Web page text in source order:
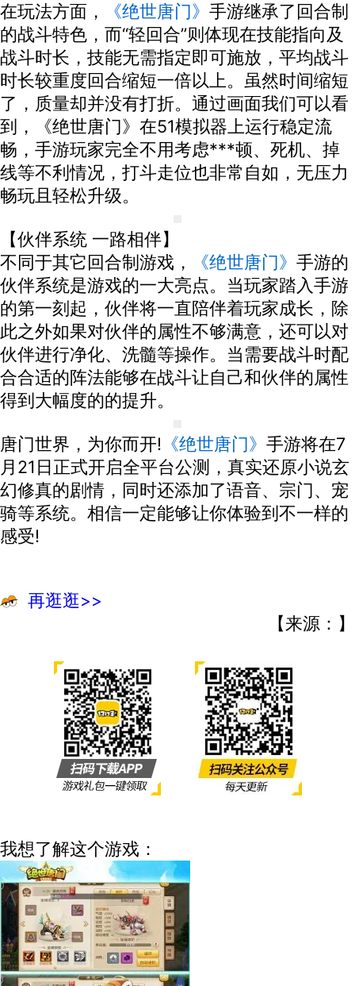
在玩法方面，
《绝世唐门》 手游继承了回合制
的战斗特色，而“轻回合”则体现在技能指向及
战斗时长，技能无需指定即可施放，平均战斗
时长较重度回合缩短一倍以上。虽然时间缩短
了，质量却并没有打折。通过画面我们可以看
到，《绝世唐门》在51模拟器上运行稳定流
畅，手游玩家完全不用考虑***顿、死机、掉
线等不利情况，打斗走位也非常自如，无压力
畅玩且轻松升级。
【伙伴系统 一路相伴】
不同于其它回合制游戏，
《绝世唐门》 手游的
伙伴系统是游戏的一大亮点。当玩家踏入手游
的第一刻起，伙伴将一直陪伴着玩家成长，除
此之外如果对伙伴的属性不够满意，还可以对
伙伴进行净化、洗髓等操作。当需要战斗时配
合合适的阵法能够在战斗让自己和伙伴的属性
得到大幅度的的提升。
唐门世界，为你而开! 《绝世唐门》 手游将在7
月21日正式开启全平台公测，真实还原小说玄
幻修真的剧情，同时还添加了语音、宗门、宠
骑等系统。相信一定能够让你体验到不一样的
感受!
再逛逛>>
【来源：】
我想了解这个游戏：